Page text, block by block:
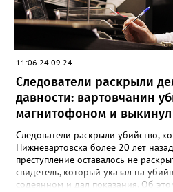
11:06 24.09.24
Следователи раскрыли
давности: вартовчанин
магнитофоном и выкинул
Следователи раскрыли убийство,
Нижневартовска более 20 лет
преступление оставалось не
свидетель, который указал на
содеянном и дал показания. Об